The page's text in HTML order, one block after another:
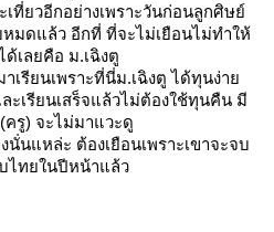
ที่ยวอีกอย่างเพราะวันก่อนลูกศิษย์
มดแล้ว อีกที่ ที่จะไม่เยือนไม่ทำให้
ด้เลยคือ ม.เฉิงตู
เรียนเพราะที่นี่ม.เฉิงตู ได้ทุนง่า
เรียนเสร็จแล้วไม่ต้องใช้ทุนคืน มี
ครู) จะไม่มาแวะดู
นแหล่ะ ต้องเยือนเพราะเขาจะจบ
ทยในปีหน้าแล้ว